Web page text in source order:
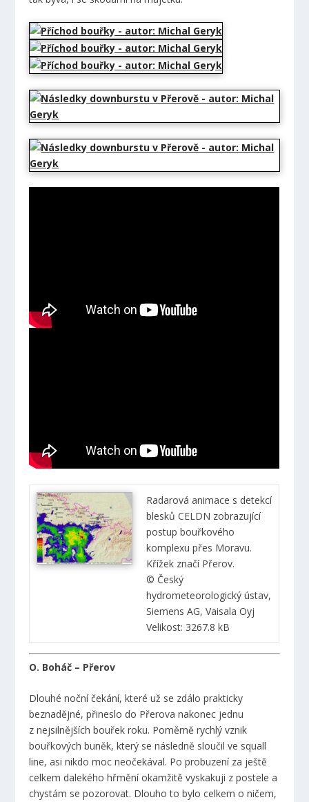
Radarová animace s detekcí
blesků CELDN zobrazující
postup bouřkového
komplexu přes Moravu.
Křížek značí Přerov.
© Český
hydrometeorologický ústav,
Siemens AG, Vaisala Oyj
Velikost: 3267.8 kB
O. Boháč – Přerov
Dlouhé noční čekání, které už se zdálo prakticky
beznadějné, přineslo do Přerova nakonec jednu
z nejsilnějších bouřek roku. Poměrně rychlý vznik
bouřkových buněk, který se následně sloučil ve squall
line, asi nikdo moc neočekával. Po probuzení za ještě
celkem dalekého hřmění okamžitě vyskakuji z postele a
chystám se pozorovat. Dlouho to bylo celkem o ničem,